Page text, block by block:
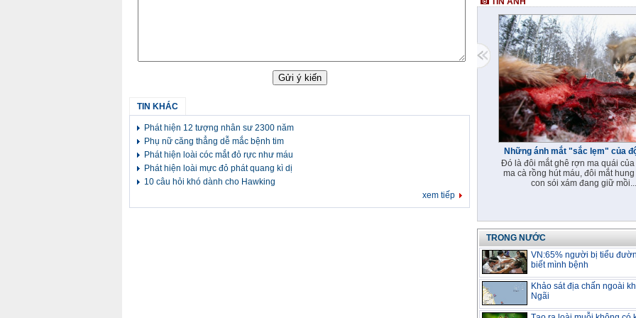
TIN KHÁC
Phát hiện 12 tượng nhân sư 2300 năm
Phụ nữ căng thẳng dễ mắc bệnh tim
Phát hiện loài cóc mắt đỏ rực như máu
Phát hiện loài mực đỏ phát quang kì dị
10 câu hỏi khó dành cho Hawking
xem tiếp
Những ánh mắt "sắc lẹm" của
Đó là đôi mắt ghê rợn ma quái
ma cà rồng hút máu, đôi mắt
con sói xám đang giữ mồi...
TRONG NƯỚC
VN:65% người bị tiểu
biết mình bệnh
Khảo sát địa chấn ngoài
Ngãi